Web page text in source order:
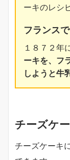
ーキのレシ
フランス
１８７２年
ーキを、フ
しようと牛
チーズケ
チーズケーキ